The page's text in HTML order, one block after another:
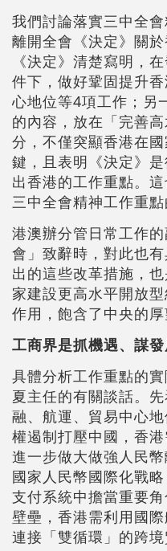
我們討論落實三中全
離開全會《決定》關
《決定》清楚寫明，
件下，做好鞏固提升
心地位等4項工作；另
的內容，放在「完善
分，不僅突顯香港在
鍵，且表明《決定》
出香港的工作重點。
三中全會精神工作重點
港澳辦分管日常工作
會」致辭時，對此也
出的這些改革措施，
家建設更高水平開放
作用，飽含了中央的厚
工商界是抓機遇、謀
具體分析工作重點的
夏主任的有關談話。
融、航運、貿易中心
權遏制打壓中國，香
進一步做大做強人民
國家人民幣國際化戰
支付系統中擔當重要
壁壘，香港需利用國
連接「雙循環」的跨境